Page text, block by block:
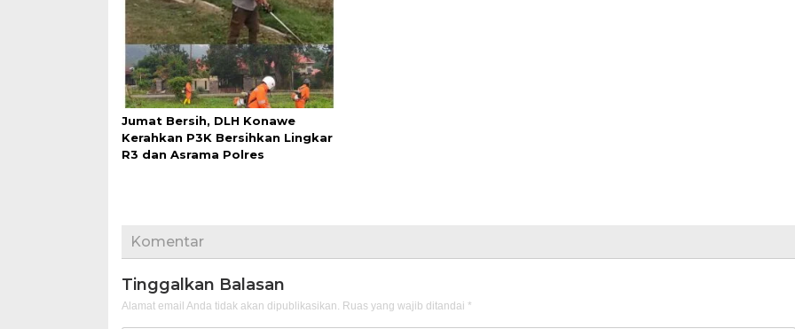
Jumat Bersih, DLH Konawe
Kerahkan P3K Bersihkan Lingkar
R3 dan Asrama Polres
Komentar
Tinggalkan Balasan
Alamat email Anda tidak akan dipublikasikan. Ruas yang wajib ditandai *